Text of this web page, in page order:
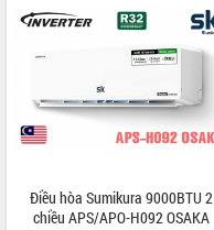
Điều hòa Sumikura 9000BTU 2
chiều APS/APO-H092 OSAKA